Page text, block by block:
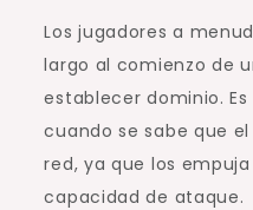
Los jugadores a
largo al comienzo de
establecer dominio.
cuando se sabe que
red, ya que los
capacidad de ataque.